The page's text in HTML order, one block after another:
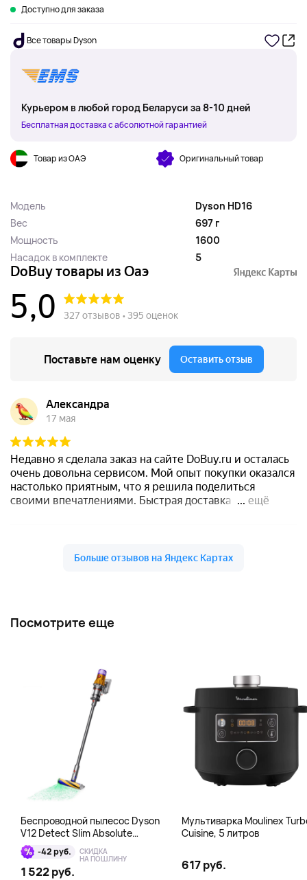
Доступно для заказа
Все товары Dyson
Курьером в любой город Беларуси за 8-10 дней
Бесплатная доставка с абсолютной гарантией
Товар из ОАЭ Оригинальный товар
Модель
Dyson HD16
Вес
697 г
Мощность
1600
Насадок в комплекте
5
Посмотрите еще
Беспроводной пылесос Dyson
V12 Detect Slim Absolute
Yellow/Nickel, серый
-42 руб. СКИДКА
НА ПОШЛИНУ
1 522 руб.
Мультиварка Moulinex
Cuisine, 5 литров
617 руб.